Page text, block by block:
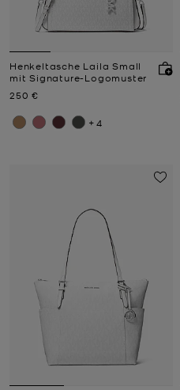
Henkeltasche Laila Small
mit Signature-Logomuster
Jetzt
250 €
+4